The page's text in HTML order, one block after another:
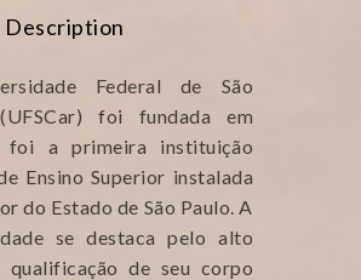
Description
Federal de São
foi fundada em
foi a primeira instituição
Ensino Superior instalada
do Estado de São Paulo. A
se destaca pelo alto
qualificação de seu corpo